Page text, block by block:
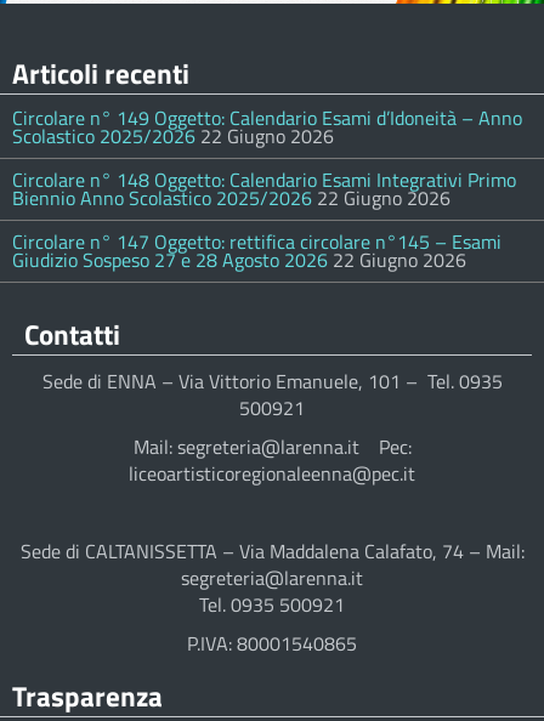
Articoli recenti
Circolare n° 149 Oggetto: Calendario Esami d’Idoneità – Anno
Scolastico 2025/2026 22 Giugno 2026
Circolare n° 148 Oggetto: Calendario Esami Integrativi Primo
Biennio Anno Scolastico 2025/2026 22 Giugno 2026
Circolare n° 147 Oggetto: rettifica circolare n°145 – Esami
Giudizio Sospeso 27 e 28 Agosto 2026 22 Giugno 2026
Contatti
Sede di ENNA – Via Vittorio Emanuele, 101 – Tel. 0935
500921
Mail: segreteria@larenna.it Pec:
liceoartisticoregionaleenna@pec.it
Sede di CALTANISSETTA – Via Maddalena Calafato, 74 – Mail:
segreteria@larenna.it
Tel. 0935 500921
P.IVA: 80001540865
Trasparenza